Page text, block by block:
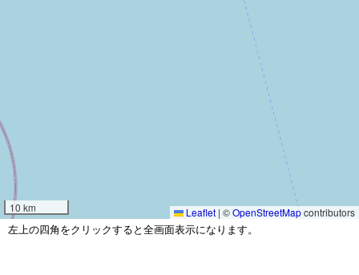
10 km Leaflet | ©OpenStreetMapcontributors
左上の四角をクリックすると全画面表示になります。